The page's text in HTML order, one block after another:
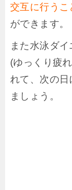
交互に行うこ
ができます。
また水泳ダ
(ゆっくり疲
れて、次の日
ましょう。